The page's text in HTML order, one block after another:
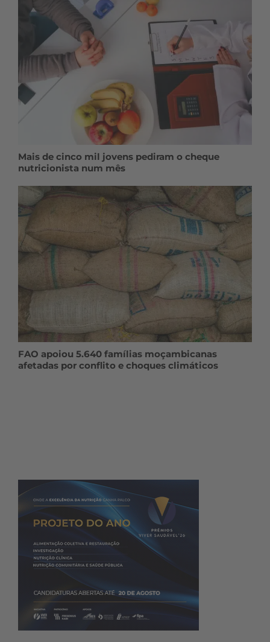
Mais de cinco mil jovens pediram o cheque
nutricionista num mês
FAO apoiou 5.640 famílias moçambicanas
afetadas por conflito e choques climáticos